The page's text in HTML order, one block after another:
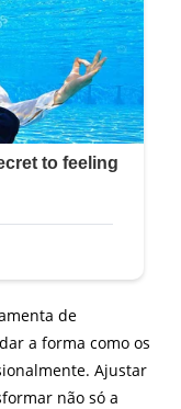
de
a forma como os
Ajustar
não só a